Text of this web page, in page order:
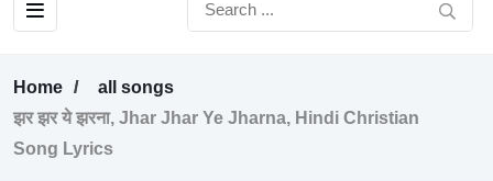
Home
all songs
झर झर ये झरना, Jhar Jhar Ye Jharna, Hindi Christian
Song Lyrics